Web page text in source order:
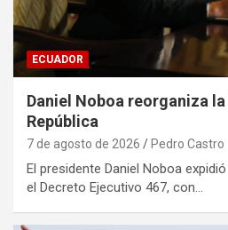
ECUADOR
Daniel Noboa reorganiza
República
7 de agosto de 2026 Pedro Castro
El presidente Daniel Noboa
el Decreto Ejecutivo 467, con…